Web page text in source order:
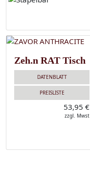
Zeh.n RAT Tisch
DATENBLATT
PREISLISTE
53,95 €
zzgl. Mwst